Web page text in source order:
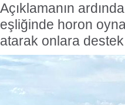
Açıklamanın
eşliğinde horon
atarak onlara